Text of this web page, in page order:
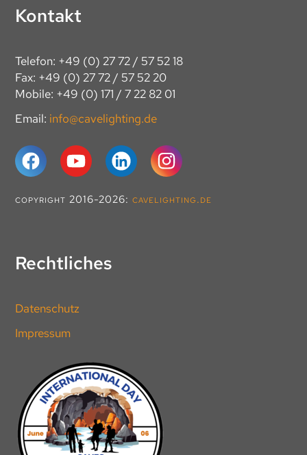
Kontakt
Telefon: +49 (0) 27 72 / 57 52 18
Fax: +49 (0) 27 72 / 57 52 20
Mobile: +49 (0) 171 / 7 22 82 01
Email: info@cavelighting.de
copyright 2016-2026:cavelighting.de
Rechtliches
Datenschutz
Impressum